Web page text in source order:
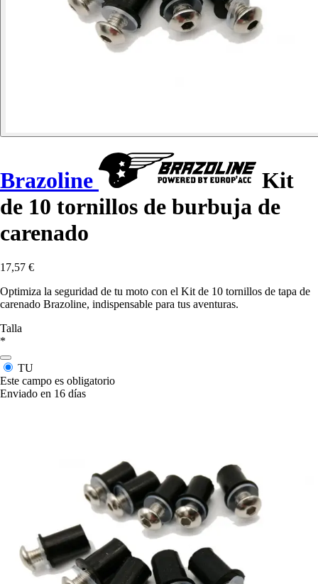
Brazoline
Kit
de 10 tornillos de burbuja de
carenado
17,57 €
Optimiza la seguridad de tu moto con el Kit de 10 tornillos de tapa de
carenado Brazoline, indispensable para tus aventuras.
Talla
*
TU
Este campo es obligatorio
Enviado en 16 días